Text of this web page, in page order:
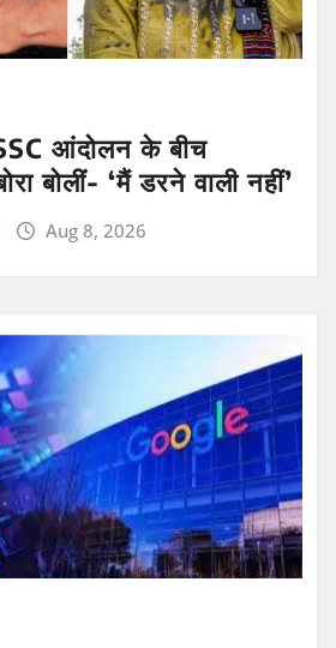
आंदोलन के बीच
बोलीं- ‘मैं डरने वाली नहीं’
Aug 8, 2026